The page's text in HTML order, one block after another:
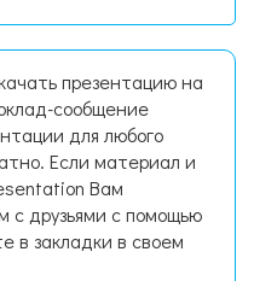
презентацию на
сообщение
для любого
Если материал и
Вам
с друзьями с помощью
в закладки в своем